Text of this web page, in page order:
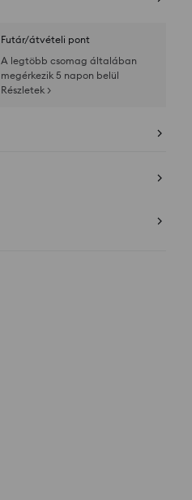
Futár/átvételi pont
A legtöbb csomag általában
megérkezik 5 napon belül
Részletek >